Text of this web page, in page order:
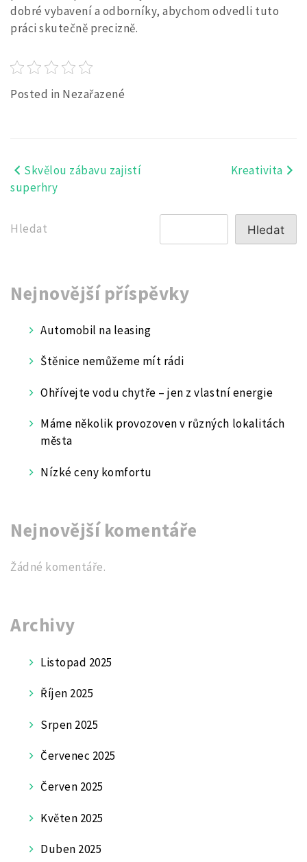
dobré vybavení a odborníky, abychom odvedli tuto
práci skutečně precizně.
Posted in Nezařazené
Navigace
příspěvek
Skvělou zábavu zajistí
superhry
Kreativita
Hledat Hledat
Nejnovější příspěvky
Automobil na leasing
Štěnice nemůžeme mít rádi
Ohřívejte vodu chytře – jen z vlastní energie
Máme několik provozoven v různých lokalitách
města
Nízké ceny komfortu
Nejnovější komentáře
Žádné komentáře.
Archivy
Listopad 2025
Říjen 2025
Srpen 2025
Červenec 2025
Červen 2025
Květen 2025
Duben 2025